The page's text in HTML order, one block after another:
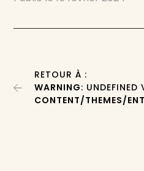
RETOUR À :
WARNING: UNDEFINED
CONTENT/THEMES/